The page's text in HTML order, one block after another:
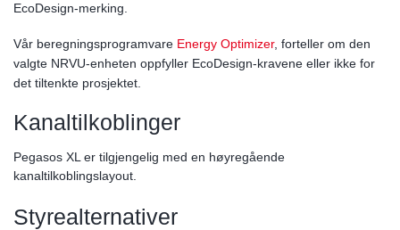
EcoDesign-merking.
Vår beregningsprogramvare Energy Optimizer, forteller om den
valgte NRVU-enheten oppfyller EcoDesign-kravene eller ikke for
det tiltenkte prosjektet.
Kanaltilkoblinger
Pegasos XL er tilgjengelig med en høyregående
kanaltilkoblingslayout.
Styrealternativer